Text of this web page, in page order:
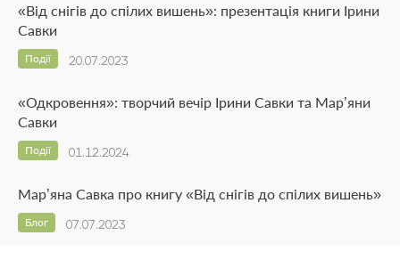
«Від снігів до спілих вишень»: презентація книги Ірини
Савки
20.07.2023
Події
«Одкровення»: творчий вечір Ірини Савки та Мар’яни
Савки
01.12.2024
Події
Мар’яна Савка про книгу «Від снігів до спілих вишень»
07.07.2023
Блог